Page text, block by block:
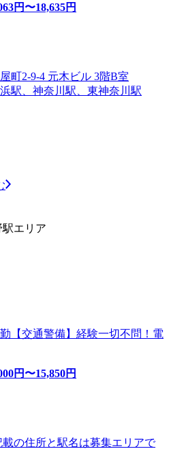
円〜18,635円
町2-9-4 元木ビル 3階B室
駅、神奈川駅、東神奈川駅
エリア
【交通警備】経験一切不問！電
円〜15,850円
の住所と駅名は募集エリアで